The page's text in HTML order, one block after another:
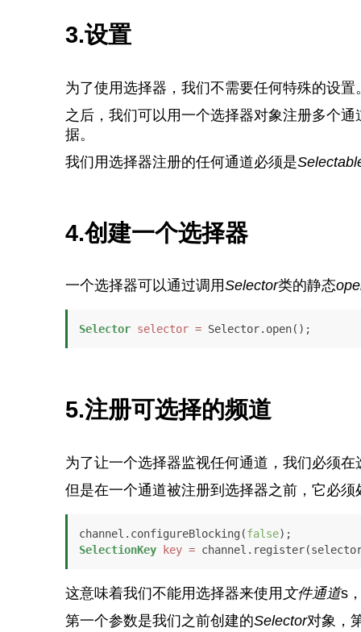
3.设置
为了使用选择器，我们不需要任何特殊的设
之后，我们可以用一个选择器对象注册多个
据。
我们用选择器注册的任何通道必须是
4.创建一个选择器
一个选择器可以通过调用Selector类的静态
Selector selector = Selector.open();
5.注册可选择的频道
为了让一个选择器监视任何通道，我们必须
但是在一个通道被注册到选择器之前，它必须
channel.configureBlocking(false
SelectionKey
key = channel.register(selector,
这意味着我们不能用选择器来使用 文件通道s
第一个参数是我们之前创建的Selector对象，